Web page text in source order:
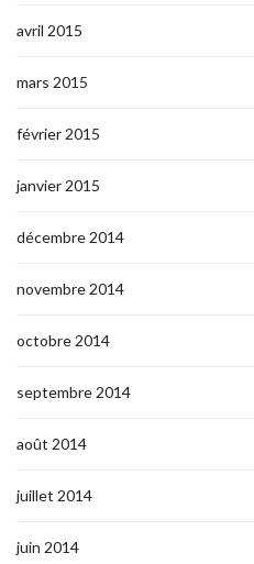
avril 2015
mars 2015
février 2015
janvier 2015
décembre 2014
novembre 2014
octobre 2014
septembre 2014
août 2014
juillet 2014
juin 2014